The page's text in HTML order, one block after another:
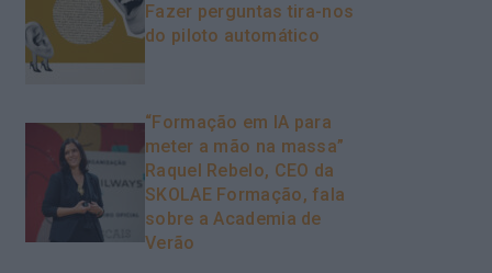
Fazer perguntas tira-nos
do piloto automático
“Formação em IA para
meter a mão na massa”
Raquel Rebelo, CEO da
SKOLAE Formação, fala
sobre a Academia de
Verão